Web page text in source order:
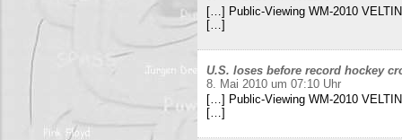
[…] Public-Viewing WM-2010
[…]
U.S. loses before record hockey
8. Mai 2010 um 07:10 Uhr
[…] Public-Viewing WM-2010
[…]